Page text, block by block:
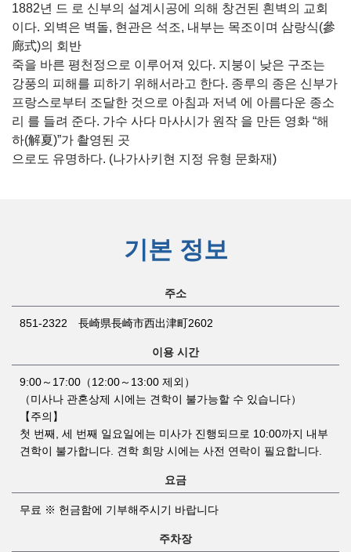
1882년 드 로 신부의 설계시공에 의해 창건된 흰벽의 교회
이다. 외벽은 벽돌, 현관은 석조, 내부는 목조이며 삼랑식(參
廊式)의 회반
죽을 바른 평천정으로 이루어져 있다. 지붕이 낮은 구조는
강풍의 피해를 피하기 위해서라고 한다. 종루의 종은 신부가
프랑스로부터 조달한 것으로 아침과 저녁 에 아름다운 종소
리 를 들려 준다. 가수 사다 마사시가 원작 을 만든 영화 “해
하(解夏)”가 촬영된 곳
으로도 유명하다. (나가사키현 지정 유형 문화재)
기본 정보
주소
851-2322 長崎県長崎市西出津町2602
이용 시간
9:00～17:00（12:00～13:00 제외）
（미사나 관혼상제 시에는 견학이 불가능할 수 있습니다）
【주의】
첫 번째, 세 번째 일요일에는 미사가 진행되므로 10:00까지 내부
견학이 불가합니다. 견학 희망 시에는 사전 연락이 필요합니다.
요금
무료 ※ 헌금함에 기부해주시기 바랍니다
주차장